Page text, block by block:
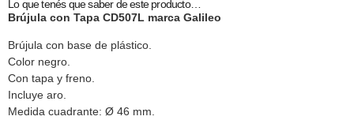
Lo que tenés que saber de este producto…
Brújula con Tapa CD507L marca Galileo
Brújula con base de plástico.
Color negro.
Con tapa y freno.
Incluye aro.
Medida cuadrante: Ø 46 mm.